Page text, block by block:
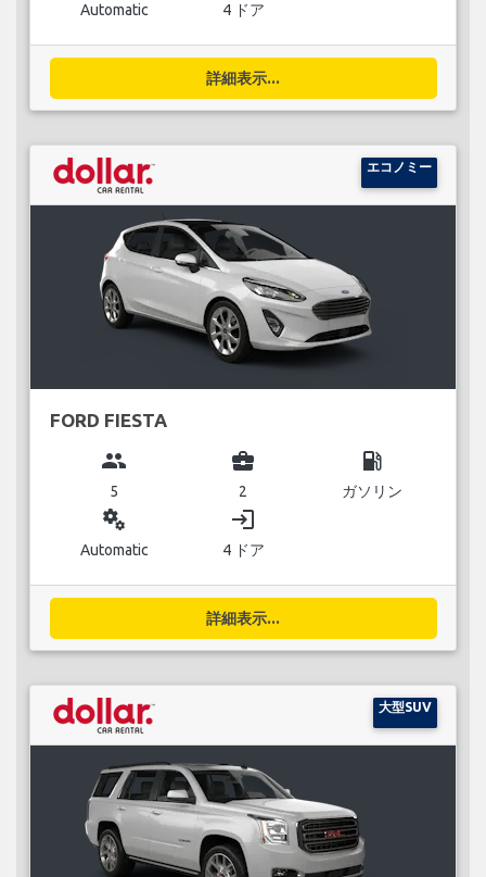
Automatic 4 ドア
詳細表示...
エコノミー
FORD FIESTA
group
5
business_center
2
local_gas_station
ガソリン
miscellaneous_services
Automatic
login
4 ドア
詳細表示...
大型SUV